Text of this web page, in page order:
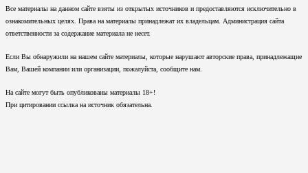
Все материалы на данном сайте взяты из открытых источников и предоставляются исключительно в
ознакомительных целях. Права на материалы принадлежат их владельцам. Администрация сайта
ответственности за содержание материала не несет.
Если Вы обнаружили на нашем сайте материалы, которые нарушают авторские права, принадлежащие
Вам, Вашей компании или организации, пожалуйста, сообщите нам.
На сайте могут быть опубликованы материалы 18+!
При цитировании ссылка на источник обязательна.